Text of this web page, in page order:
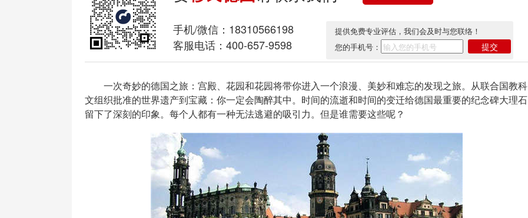
手机/微信： 18310566198
客服电话：400-657-9598
提供免费专业评估，我们会及时与您联络！
您的手机号：
提交
一次奇妙的德国之旅：宫殿、花园和花园将带你进入一个浪漫、美妙和难忘的发现之旅。从联合国教科
文组织批准的世界遗产到宝藏：你一定会陶醉其中。时间的流逝和时间的变迁给德国最重要的纪念碑大理石
留下了深刻的印象。每个人都有一种无法逃避的吸引力。但是谁需要这些呢？